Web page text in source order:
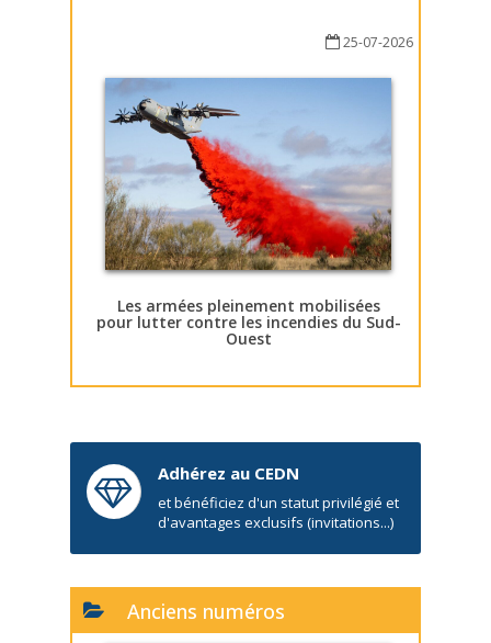
25-07-2026
Les armées pleinement mobilisées
pour lutter contre les incendies du Sud-
Ouest
Adhérez au CEDN
et bénéficiez d'un statut privilégié et
d'avantages exclusifs (invitations...)
Anciens numéros